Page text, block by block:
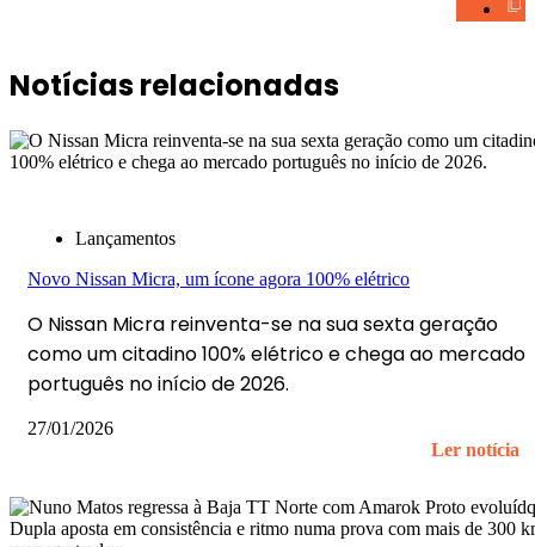
Notícias relacionadas
Lançamentos
Novo Nissan Micra, um ícone agora 100% elétrico
O Nissan Micra reinventa-se na sua sexta geração
como um citadino 100% elétrico e chega ao mercado
português no início de 2026.
27/01/2026
Ler notícia